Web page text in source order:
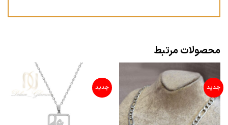
محصولات مرتبط
جدید جدید